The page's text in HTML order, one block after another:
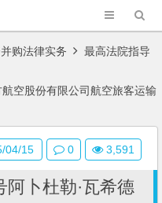
购法律实务 最高法院指导
空股份有限公司航空旅客运输
卜杜勒·瓦希德
04/15 0 3,591